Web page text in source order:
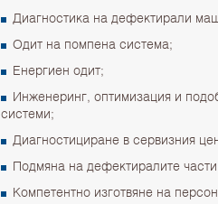
Диагностика на дефектирали
Одит на помпена система;
Енергиен одит;
Инженеринг, оптимизация и
системи;
Диагностициране в сервизния
Подмяна на дефектиралите
Компетентно изготвяне на